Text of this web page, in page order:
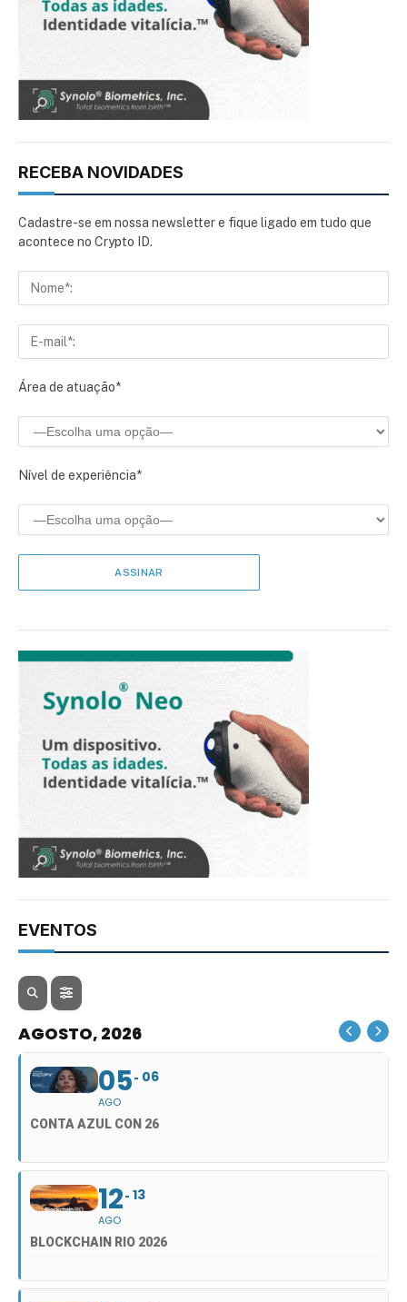
RECEBA NOVIDADES
Cadastre-se em nossa newsletter e fique ligado em tudo que
acontece no Crypto ID.
Área de atuação*
Nível de experiência*
EVENTOS
AGOSTO, 2026
05
AGO
06
CONTA AZUL CON 26
12
AGO
13
BLOCKCHAIN RIO 2026